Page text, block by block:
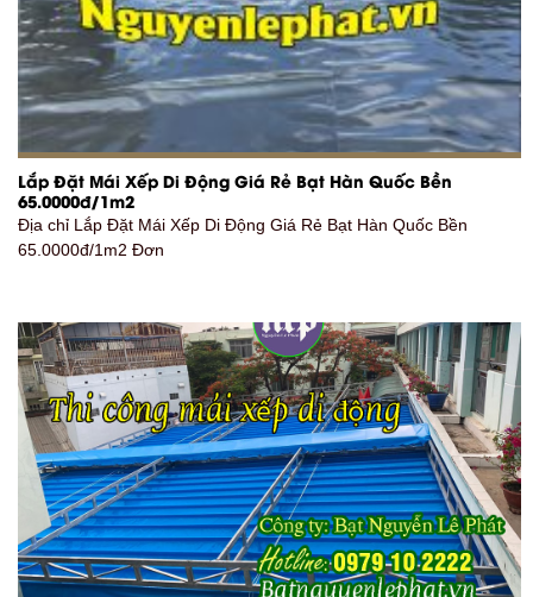
Lắp Đặt Mái Xếp Di Động Giá Rẻ Bạt Hàn Quốc Bền
65.0000đ/1m2
Địa chỉ Lắp Đặt Mái Xếp Di Động Giá Rẻ Bạt Hàn Quốc Bền
65.0000đ/1m2 Đơn